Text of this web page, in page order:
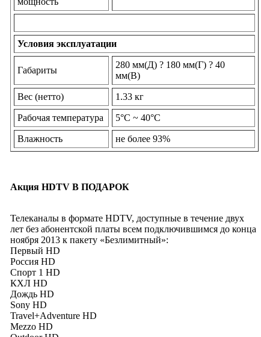
Условия эксплуатации
Габариты
280 мм(Д) ? 180 мм(Г) ? 40
мм(В)
Вес (нетто) 1.33 кг
Рабочая температура 5°С ~ 40°С
Влажность не более 93%
Акция HDTV В ПОДАРОК
Телеканалы в формате HDTV, доступные в течение двух
лет без абонентской платы всем подключившимся до конца
ноября 2013 к пакету «Безлимитный»:
Первый HD
Россия HD
Спорт 1 HD
КХЛ HD
Дождь HD
Sony HD
Travel+Adventure HD
Mezzo HD